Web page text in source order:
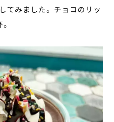
てみました。チョコのリッ